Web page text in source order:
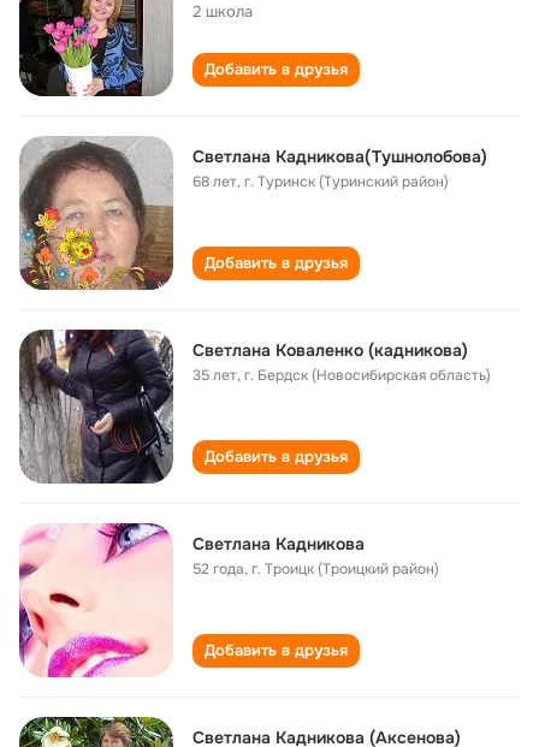
2 школа
Добавить в друзья
Светлана Кадникова(Тушнолобова)
68 лет,г. Туринск (Туринский район)
Добавить в друзья
Светлана Коваленко (кадникова)
35 лет,г. Бердск (Новосибирская область)
Добавить в друзья
Светлана Кадникова
52 года,г. Троицк (Троицкий район)
Добавить в друзья
Светлана Кадникова (Аксенова)